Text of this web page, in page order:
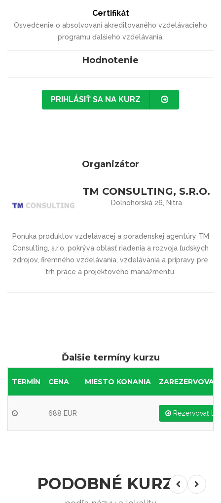
Certifikát
Osvedčenie o absolvovaní akreditovaného vzdelávacieho
programu ďalšieho vzdelávania.
Hodnotenie
PRIHLÁSIŤ SA NA KURZ
Organizátor
TM CONSULTING, S.R.O.
Dolnohorská 26, Nitra
Ponuka produktov vzdelávacej a poradenskej agentúry TM
Consulting, s.r.o. pokrýva oblasť riadenia a rozvoja ľudských
zdrojov, firemného vzdelávania, vzdelávania a prípravy pre
trh práce a projektového manažmentu.
Ďalšie termíny kurzu
TERMÍN CENA MIESTO KONANIA ZAREZERVOVAŤ
688 EUR Rezervovať
PODOBNÉ KURZY